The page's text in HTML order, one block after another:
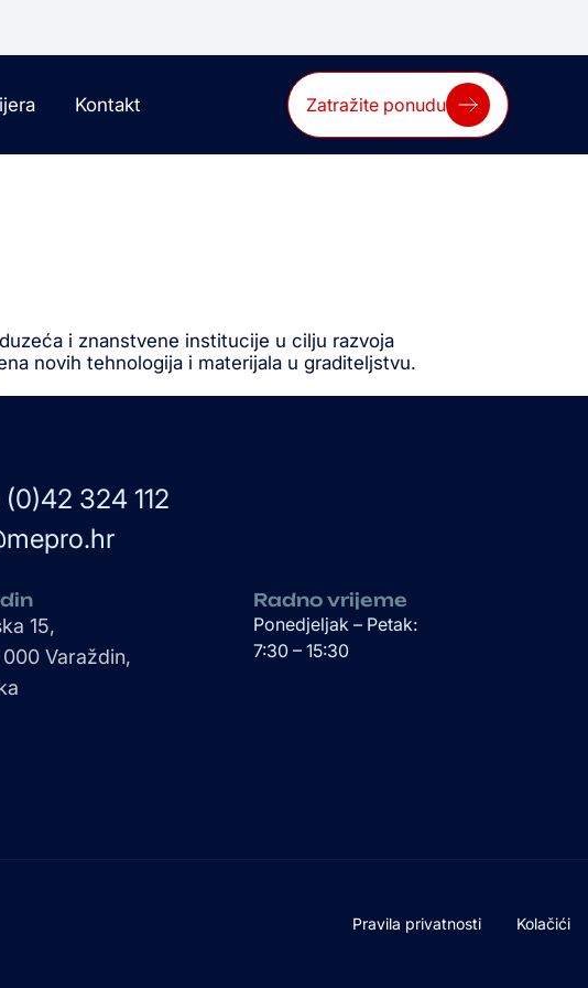
Kontakt Zatražite ponudu
i znanstvene institucije u cilju razvoja
novih tehnologija i materijala u graditeljstvu.
324 112
15,
Varaždin,
Radno vrijeme
Ponedjeljak – Petak:
7:30 – 15:30
Pravila privatnosti Kolačići